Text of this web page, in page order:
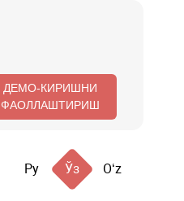
ДЕМО-КИРИШНИ
ФАОЛЛАШТИРИШ
Ру Ўз Oʻz